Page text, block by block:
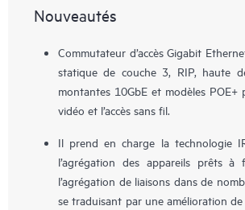
Nouveautés
Commutateur d’accès Gigabit
statique de couche 3, RIP, haute
montantes 10GbE et modèles POE+
vidéo et l’accès sans fil.
Il prend en charge la technologie
l’agrégation des appareils prêts à
l’agrégation de liaisons dans de
se traduisant par une amélioration